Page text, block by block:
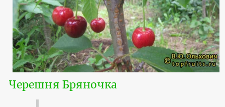
Черешня Бряночка